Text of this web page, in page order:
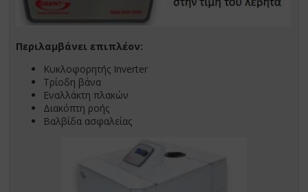
Περιλαμβάνει επιπλέον:
Κυκλοφορητής Inverter
Τρίοδη βάνα
Εναλλάκτη πλακών
Διακόπτη ροής
Βαλβίδα ασφαλείας